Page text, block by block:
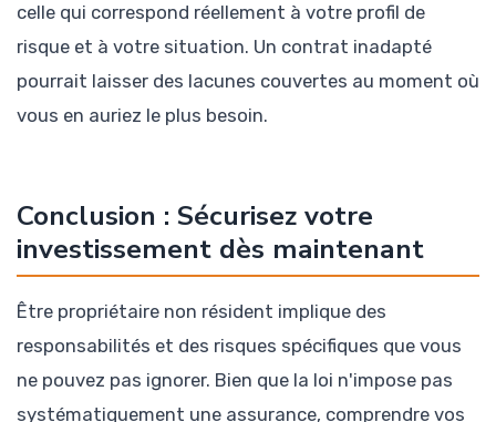
celle qui correspond réellement à votre profil de
risque et à votre situation. Un contrat inadapté
pourrait laisser des lacunes couvertes au moment où
vous en auriez le plus besoin.
Conclusion : Sécurisez votre
investissement dès maintenant
Être propriétaire non résident implique des
responsabilités et des risques spécifiques que vous
ne pouvez pas ignorer. Bien que la loi n'impose pas
systématiquement une assurance, comprendre vos